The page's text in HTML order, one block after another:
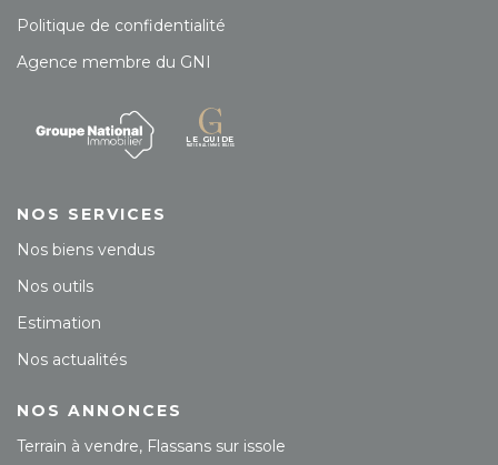
Politique de confidentialité
Agence membre du GNI
NOS SERVICES
Nos biens vendus
Nos outils
Estimation
Nos actualités
NOS ANNONCES
Terrain à vendre, Flassans sur issole